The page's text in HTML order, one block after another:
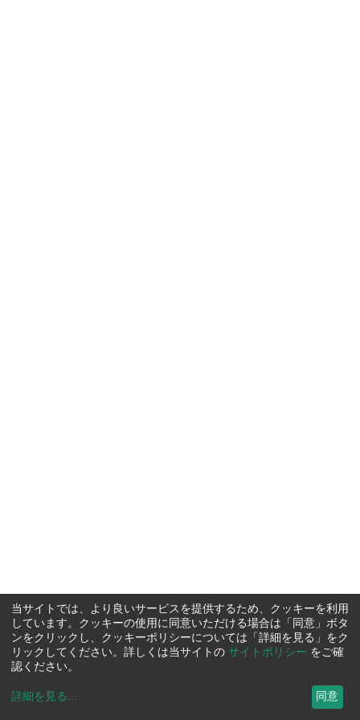
当サイトでは、より良いサービスを提供するため、クッキーを利用
しています。クッキーの使用に同意いただける場合は「同意」ボタ
ンをクリックし、クッキーポリシーについては「詳細を見る」をク
リックしてください。詳しくは当サイトの サイトポリシー をご確
認ください。
詳細を見る ... 同意